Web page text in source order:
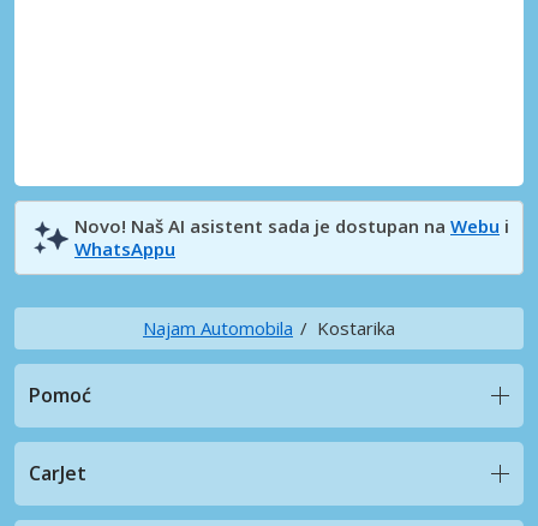
Novo! Naš AI asistent sada je dostupan na Webu i
WhatsAppu
Najam Automobila Kostarika
Pomoć
CarJet